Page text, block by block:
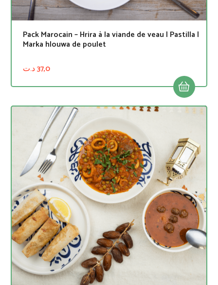
Pack Marocain – Hrira à la viande de veau | Pastilla |
Marka hlouwa de poulet
37,0د.ت